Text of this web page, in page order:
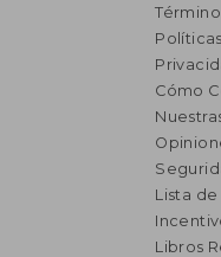
Cómo
Lista
Libros